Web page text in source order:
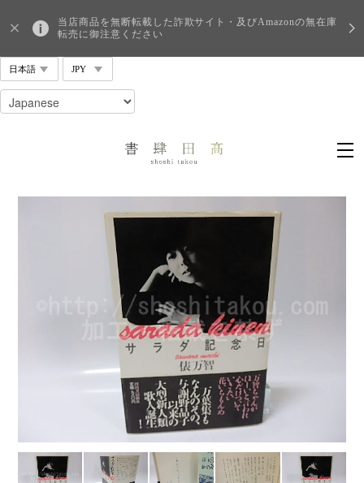
当店商品を無断転載した詐欺サイト・及びAmazonの無在庫
転売に御注意ください